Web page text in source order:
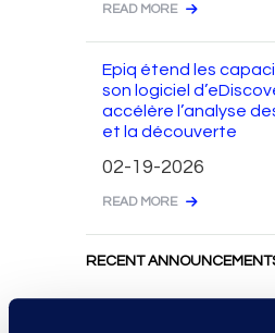
READ MORE
Epiq étend les
son logiciel
accélère l’analyse
et la découverte
02-19-2026
READ MORE
RECENT